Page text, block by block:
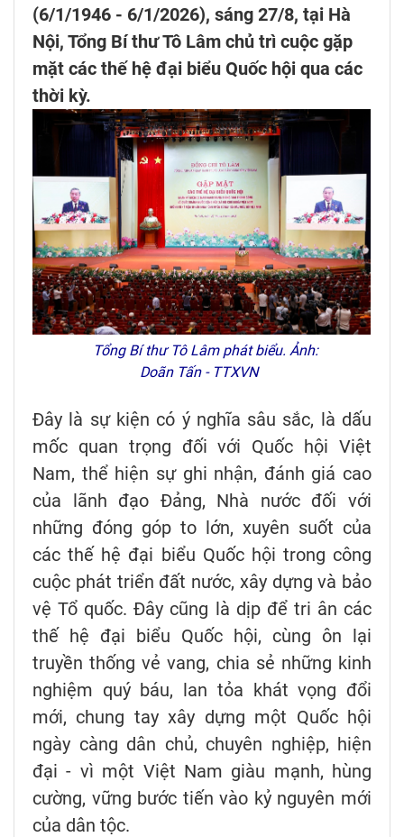
(6/1/1946 - 6/1/2026), sáng 27/8, tại Hà
Nội, Tổng Bí thư Tô Lâm chủ trì cuộc gặp
mặt các thế hệ đại biểu Quốc hội qua các
thời kỳ.
Tổng Bí thư Tô Lâm phát biểu. Ảnh:
Doãn Tấn - TTXVN
Đây là sự kiện có ý nghĩa sâu sắc, là dấu
mốc quan trọng đối với Quốc hội Việt
Nam, thể hiện sự ghi nhận, đánh giá cao
của lãnh đạo Đảng, Nhà nước đối với
những đóng góp to lớn, xuyên suốt của
các thế hệ đại biểu Quốc hội trong công
cuộc phát triển đất nước, xây dựng và bảo
vệ Tổ quốc. Đây cũng là dịp để tri ân các
thế hệ đại biểu Quốc hội, cùng ôn lại
truyền thống vẻ vang, chia sẻ những kinh
nghiệm quý báu, lan tỏa khát vọng đổi
mới, chung tay xây dựng một Quốc hội
ngày càng dân chủ, chuyên nghiệp, hiện
đại - vì một Việt Nam giàu mạnh, hùng
cường, vững bước tiến vào kỷ nguyên mới
của dân tộc.